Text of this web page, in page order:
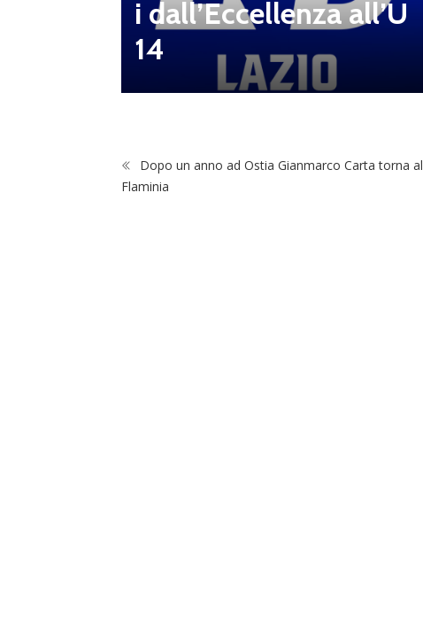
i dall’Eccellenza all’U
14
Dopo un anno ad Ostia Gianmarco Carta torna al
Flaminia